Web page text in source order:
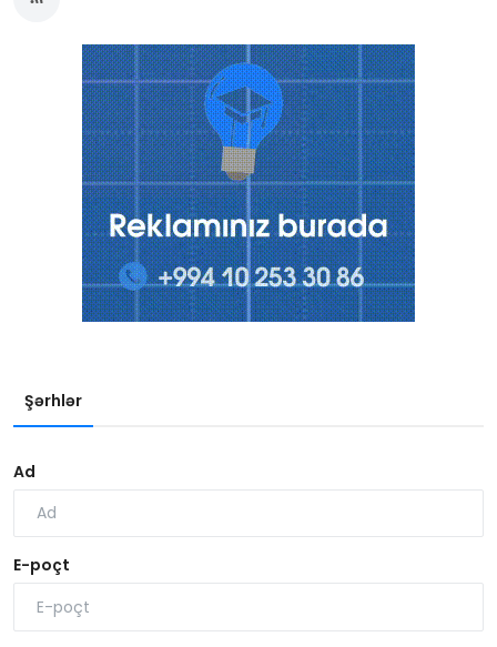
Şərhlər
Ad
E-poçt